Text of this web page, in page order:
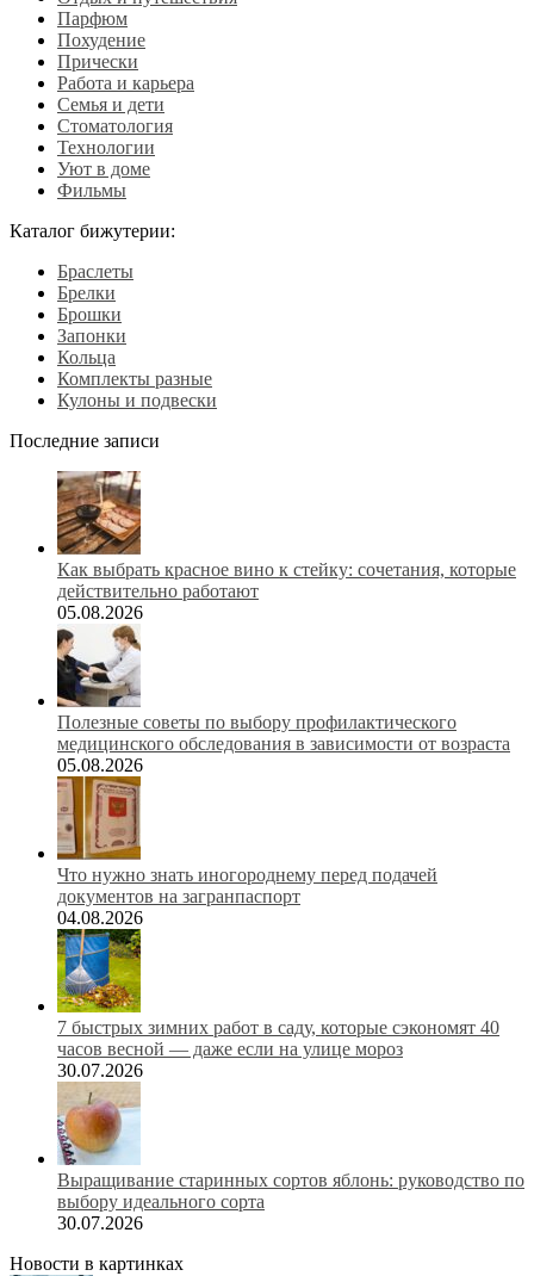
Парфюм
Похудение
Прически
Работа и карьера
Семья и дети
Стоматология
Технологии
Уют в доме
Фильмы
Каталог бижутерии:
Браслеты
Брелки
Брошки
Запонки
Кольца
Комплекты разные
Кулоны и подвески
Последние записи
Как выбрать красное вино к стейку: сочетания, которые
действительно работают
05.08.2026
Полезные советы по выбору профилактического
медицинского обследования в зависимости от возраста
05.08.2026
Что нужно знать иногороднему перед подачей
документов на загранпаспорт
04.08.2026
7 быстрых зимних работ в саду, которые сэкономят 40
часов весной — даже если на улице мороз
30.07.2026
Выращивание старинных сортов яблонь: руководство по
выбору идеального сорта
30.07.2026
Новости в картинках